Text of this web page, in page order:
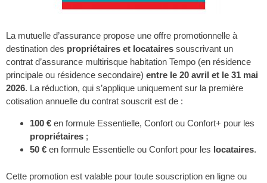
La mutuelle d’assurance propose une offre promotionnelle à
destination des propriétaires et locataires souscrivant un
contrat d’assurance multirisque habitation Tempo (en résidence
principale ou résidence secondaire) entre le 20 avril et le 31 mai
2026. La réduction, qui s’applique uniquement sur la première
cotisation annuelle du contrat souscrit est de :
100 € en formule Essentielle, Confort ou Confort+ pour les
propriétaires ;
50 € en formule Essentielle ou Confort pour les locataires.
Cette promotion est valable pour toute souscription en ligne ou